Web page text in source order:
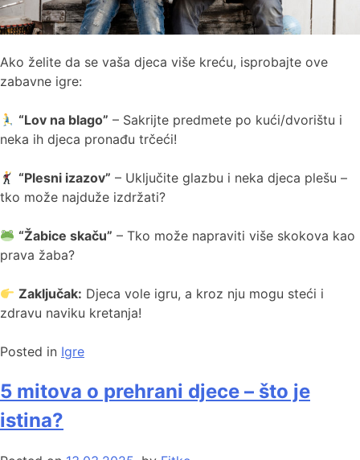
Ako želite da se vaša djeca više kreću, isprobajte ove
zabavne igre:
“Lov na blago” – Sakrijte predmete po kući/dvorištu i
neka ih djeca pronađu trčeći!
“Plesni izazov” – Uključite glazbu i neka djeca plešu –
tko može najduže izdržati?
“Žabice skaču” – Tko može napraviti više skokova kao
prava žaba?
Zaključak: Djeca vole igru, a kroz nju mogu steći i
zdravu naviku kretanja!
Posted in Igre
5 mitova o prehrani djece – što je
istina?